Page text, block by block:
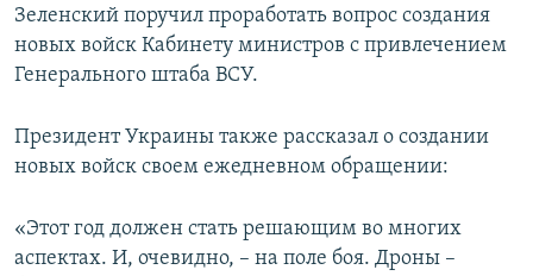
Зеленский поручил проработать вопрос создания
новых войск Кабинету министров с привлечением
Генерального штаба ВСУ.
Президент Украины также рассказал о создании
новых войск своем ежедневном обращении:
«Этот год должен стать решающим во многих
аспектах. И, очевидно, – на поле боя. Дроны –